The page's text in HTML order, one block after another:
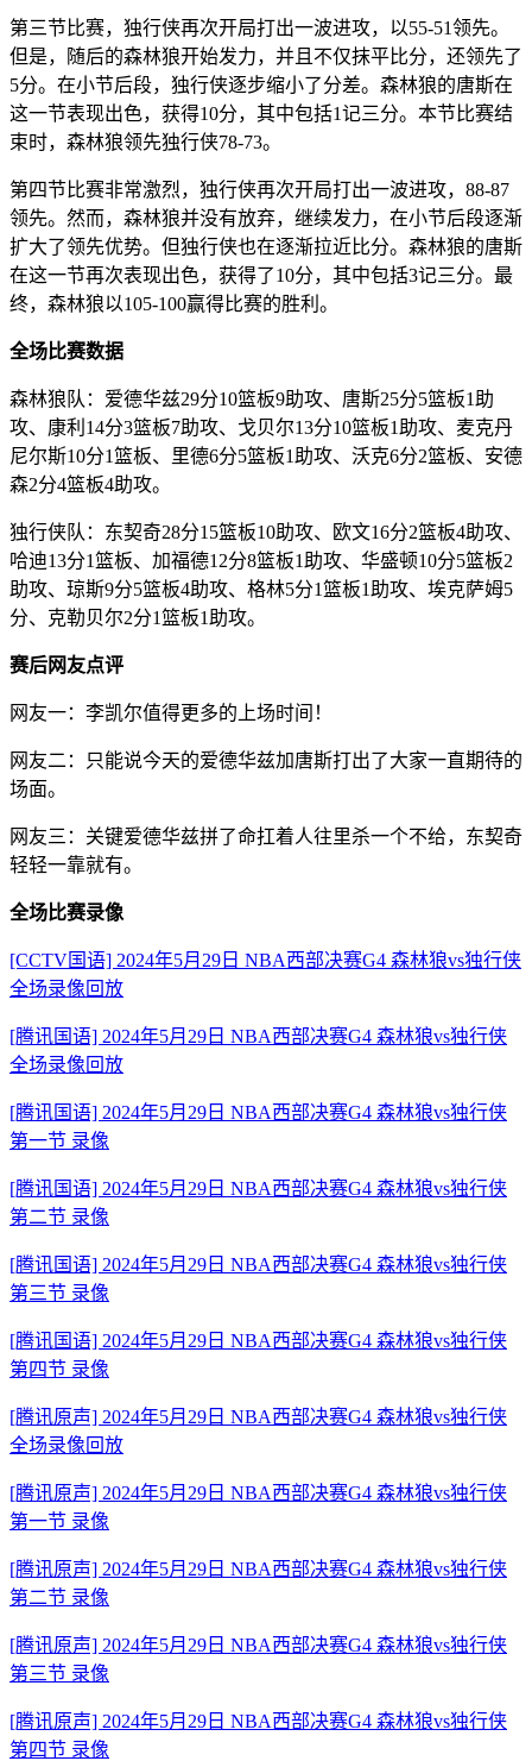
第三节比赛，独行侠再次开局打出一波进攻，以55-51领先。
但是，随后的森林狼开始发力，并且不仅抹平比分，还领先了
5分。在小节后段，独行侠逐步缩小了分差。森林狼的唐斯在
这一节表现出色，获得10分，其中包括1记三分。本节比赛结
束时，森林狼领先独行侠78-73。
第四节比赛非常激烈，独行侠再次开局打出一波进攻，88-87
领先。然而，森林狼并没有放弃，继续发力，在小节后段逐渐
扩大了领先优势。但独行侠也在逐渐拉近比分。森林狼的唐斯
在这一节再次表现出色，获得了10分，其中包括3记三分。最
终，森林狼以105-100赢得比赛的胜利。
全场比赛数据
森林狼队：爱德华兹29分10篮板9助攻、唐斯25分5篮板1助
攻、康利14分3篮板7助攻、戈贝尔13分10篮板1助攻、麦克丹
尼尔斯10分1篮板、里德6分5篮板1助攻、沃克6分2篮板、安德
森2分4篮板4助攻。
独行侠队：东契奇28分15篮板10助攻、欧文16分2篮板4助攻、
哈迪13分1篮板、加福德12分8篮板1助攻、华盛顿10分5篮板2
助攻、琼斯9分5篮板4助攻、格林5分1篮板1助攻、埃克萨姆5
分、克勒贝尔2分1篮板1助攻。
赛后网友点评
网友一：李凯尔值得更多的上场时间！
网友二：只能说今天的爱德华兹加唐斯打出了大家一直期待的
场面。
网友三：关键爱德华兹拼了命扛着人往里杀一个不给，东契奇
轻轻一靠就有。
全场比赛录像
[CCTV国语] 2024年5月29日 NBA西部决赛G4 森林狼vs独行侠
全场录像回放
[腾讯国语] 2024年5月29日 NBA西部决赛G4 森林狼vs独行侠
全场录像回放
[腾讯国语] 2024年5月29日 NBA西部决赛G4 森林狼vs独行侠
第一节 录像
[腾讯国语] 2024年5月29日 NBA西部决赛G4 森林狼vs独行侠
第二节 录像
[腾讯国语] 2024年5月29日 NBA西部决赛G4 森林狼vs独行侠
第三节 录像
[腾讯国语] 2024年5月29日 NBA西部决赛G4 森林狼vs独行侠
第四节 录像
[腾讯原声] 2024年5月29日 NBA西部决赛G4 森林狼vs独行侠
全场录像回放
[腾讯原声] 2024年5月29日 NBA西部决赛G4 森林狼vs独行侠
第一节 录像
[腾讯原声] 2024年5月29日 NBA西部决赛G4 森林狼vs独行侠
第二节 录像
[腾讯原声] 2024年5月29日 NBA西部决赛G4 森林狼vs独行侠
第三节 录像
[腾讯原声] 2024年5月29日 NBA西部决赛G4 森林狼vs独行侠
第四节 录像